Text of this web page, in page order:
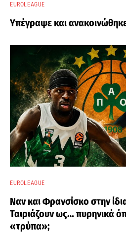
EUROLEAGUE
Υπέγραψε και
EUROLEAGUE
Ναν και Φρανσίσκο στην
Ταιριάζουν ως… πυρηνικά
«τρύπα»;